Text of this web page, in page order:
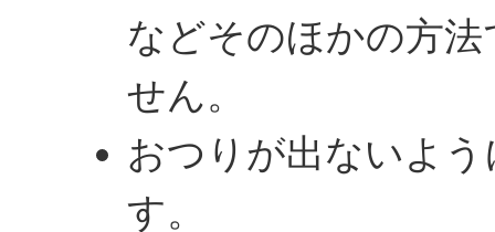
などそのほかの方
せん。
おつりが出ないよ
す。